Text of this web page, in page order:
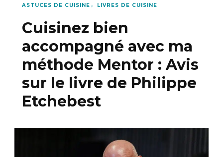
ASTUCES DE CUISINE LIVRES DE CUISINE
Cuisinez bien
accompagné avec ma
méthode Mentor : Avis
sur le livre de Philippe
Etchebest